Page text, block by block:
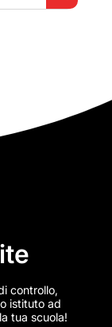
controllo,
istituto ad
tua scuola!